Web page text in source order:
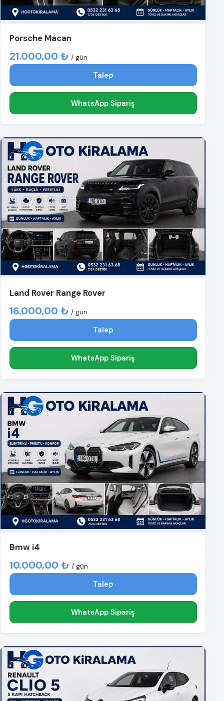
Porsche Macan
21.000,00 ₺ / gün
Talep
WhatsApp Sipariş
Land Rover Range Rover
16.000,00 ₺ / gün
Talep
WhatsApp Sipariş
Bmw i4
10.000,00 ₺ / gün
Talep
WhatsApp Sipariş